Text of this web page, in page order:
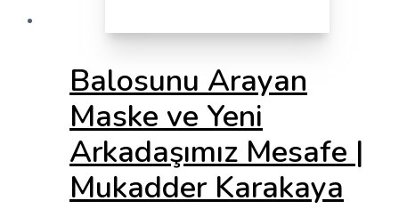
Balosunu Arayan
Maske ve Yeni
Arkadaşımız Mesafe |
Mukadder Karakaya